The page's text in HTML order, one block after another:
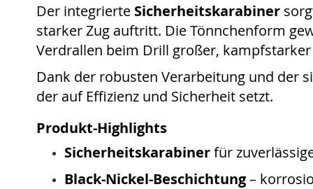
Der integrierte Sicherheitskarabiner
starker Zug auftritt. Die Tönnchenform
Verdrallen beim Drill großer,
Dank der robusten Verarbeitung und der
der auf Effizienz und Sicherheit setzt.
Produkt-Highlights
Sicherheitskarabinerfür
Black-Nickel-Beschichtung–